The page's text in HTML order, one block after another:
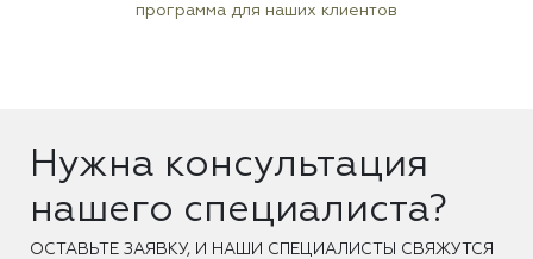
программа для наших клиентов
Нужна консультация
нашего специалиста?
ОCТАВЬТЕ ЗАЯВКУ, И НАШИ СПЕЦИАЛИСТЫ СВЯЖУТСЯ